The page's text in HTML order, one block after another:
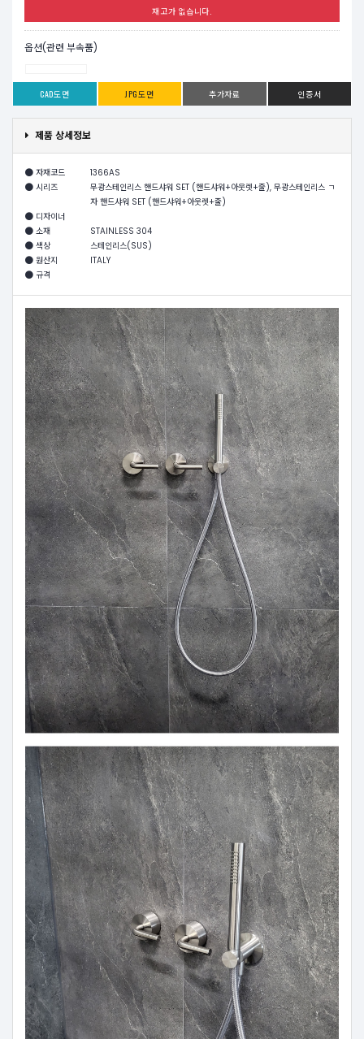
재고가 없습니다.
옵션(관련 부속품)
CAD도면 JPG도면 추가자료 인증서
제품 상세정보
자재코드
1366AS
시리즈
무광스테인리스 핸드샤워 SET (핸드샤워+아웃렛+줄), 무광스테인리스 ㄱ
자 핸드샤워 SET (핸드샤워+아웃렛+줄)
디자이너
소재
STAINLESS 304
색상
스테인리스(SUS)
원산지
ITALY
규격